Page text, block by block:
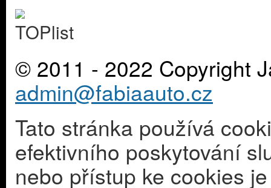
© 2011 - 2022 Copyright
admin@fabiaauto.cz
Tato stránka používá
efektivního poskytování
nebo přístup ke cookies